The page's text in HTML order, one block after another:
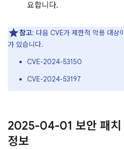
요합니다.
참고: 다음 CVE가 제한적 악용 대상
가 있습니다.
CVE-2024-53150
CVE-2024-53197
2025-04-01 보안 패치
정보